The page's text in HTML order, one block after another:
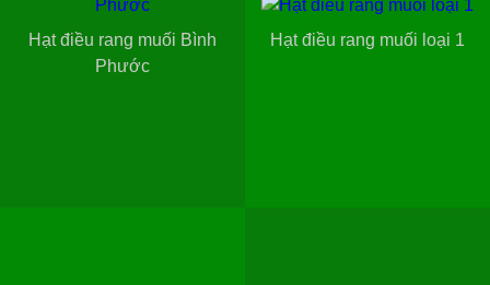
Hạt điều rang muối Bình
Phước
Hạt điều rang muối loại 1